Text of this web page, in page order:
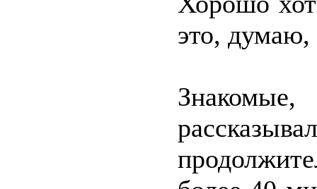
это, думаю,